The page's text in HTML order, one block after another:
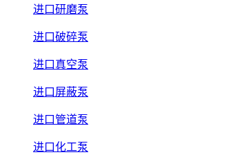
进口研磨泵
进口破碎泵
进口真空泵
进口屏蔽泵
进口管道泵
进口化工泵